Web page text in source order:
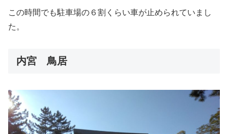
この時間でも駐車場の６割くらい車が止められていまし
た。
内宮 鳥居